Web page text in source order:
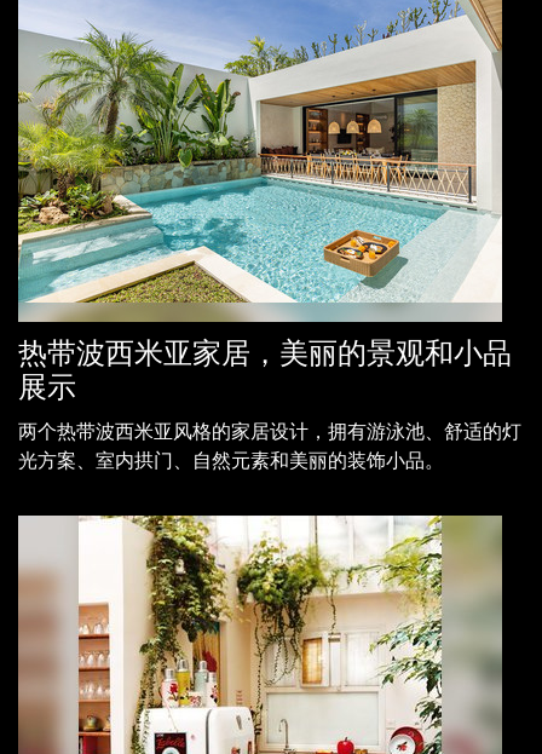
热带波西米亚家居，美丽的景观和小品
展示
两个热带波西米亚风格的家居设计，拥有游泳池、舒适的灯
光方案、室内拱门、自然元素和美丽的装饰小品。